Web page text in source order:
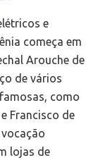
e
começa em
Arouche de
de vários
como
Francisco de
lojas de